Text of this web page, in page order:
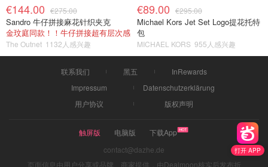
打开 APP
€144.00 €275.00
Sandro 牛仔拼接麻花针织夹克
金玟庭同款！！牛仔拼接超有层次感
The Outnet 1132人感兴趣
€89.00 €295.00
Michael Kors Jet Set Logo提花托特
包
MICHAEL KORS 955人感兴趣
联系我们 黑五
InRewards
Impressum
Datenschutzerklärung
用户协议
版权声明
触屏版 电脑版
下载App
contact@dazhe.de
页面信息由用户分享或品牌、商家提供，由Dealmoon核实后发布折